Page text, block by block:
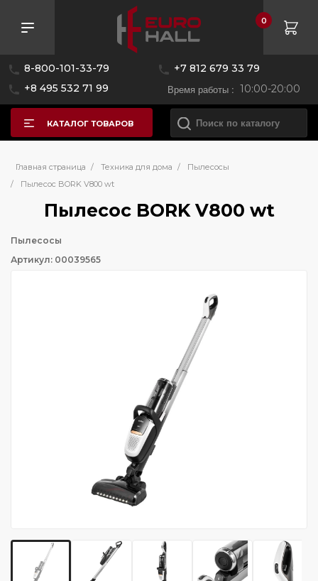
8-800-101-33-79
+7 812 679 33 79
+8 495 532 71 99
Время работы : 10:00-20:00
0
КАТАЛОГ ТОВАРОВ
Главная страница / Техника для дома /
Пылесосы
/
Пылесос BORK V800 wt
Пылесос BORK V800 wt
Пылесосы
Артикул: 00039565